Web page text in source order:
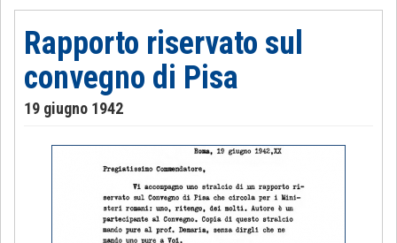
Rapporto riservato sul
convegno di Pisa
19 giugno 1942